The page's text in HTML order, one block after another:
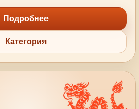
Подробнее
Категория